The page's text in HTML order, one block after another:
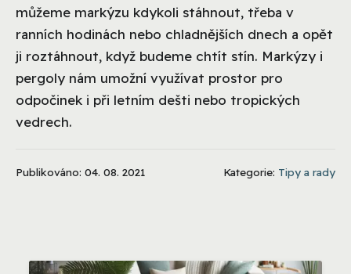
můžeme markýzu kdykoli stáhnout, třeba v
ranních hodinách nebo chladnějších dnech a opět
ji roztáhnout, když budeme chtít stín. Markýzy i
pergoly nám umožní využívat prostor pro
odpočinek i při letním dešti nebo tropických
vedrech.
Publikováno: 04. 08. 2021 Kategorie: Tipy a rady